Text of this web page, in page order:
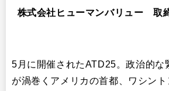
株式会社ヒューマンバリュー 取
5月に開催されたATD25。政治的な
が渦巻くアメリカの首都、ワシン